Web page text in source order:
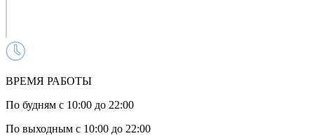
ВРЕМЯ РАБОТЫ
По будням с 10:00 до 22:00
По выходным с 10:00 до 22:00